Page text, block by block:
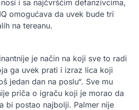
i sa najčvršćim defanzivcima,
omogućava da uvek bude tri
na tereanu.
je način na koji sve to radi
ga uvek prati i izraz lica koji
jedan dan na poslu“. Sve mu
priča o igraču koji je morao da
bi postao najbolji. Palmer nije